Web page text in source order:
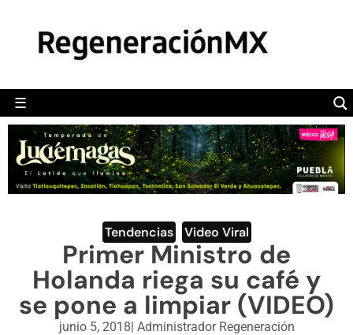
☰
POLÍTICA
CAMALEÓN
OPINIÓN
DEPORTES
ENGLISH SECTION
VIDEOS
Tendencias Video Viral
Primer Ministro de
Holanda riega su café y
se pone a limpiar (VIDEO)
junio 5, 2018| Administrador Regeneración